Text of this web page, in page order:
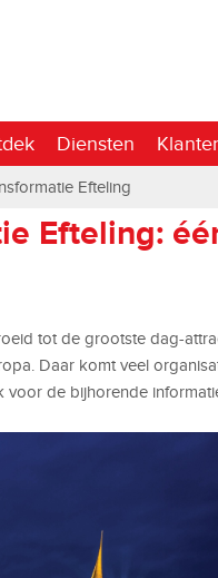
Diensten
Efteling
Efteling:
tot de grootste dag-
Daar komt veel
de bijhorende